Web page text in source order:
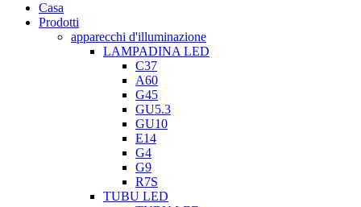
Casa
Prodotti
apparecchi d'illuminazione
LAMPADINA LED
C37
A60
G45
GU5.3
GU10
E14
G4
G9
R7S
TUBU LED